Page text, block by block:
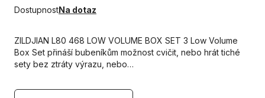
DostupnostNa dotaz
ZILDJIAN L80 468 LOW VOLUME BOX SET 3 Low Volume
Box Set přináší bubeníkům možnost cvičit, nebo hrát tiché
sety bez ztráty výrazu, nebo…